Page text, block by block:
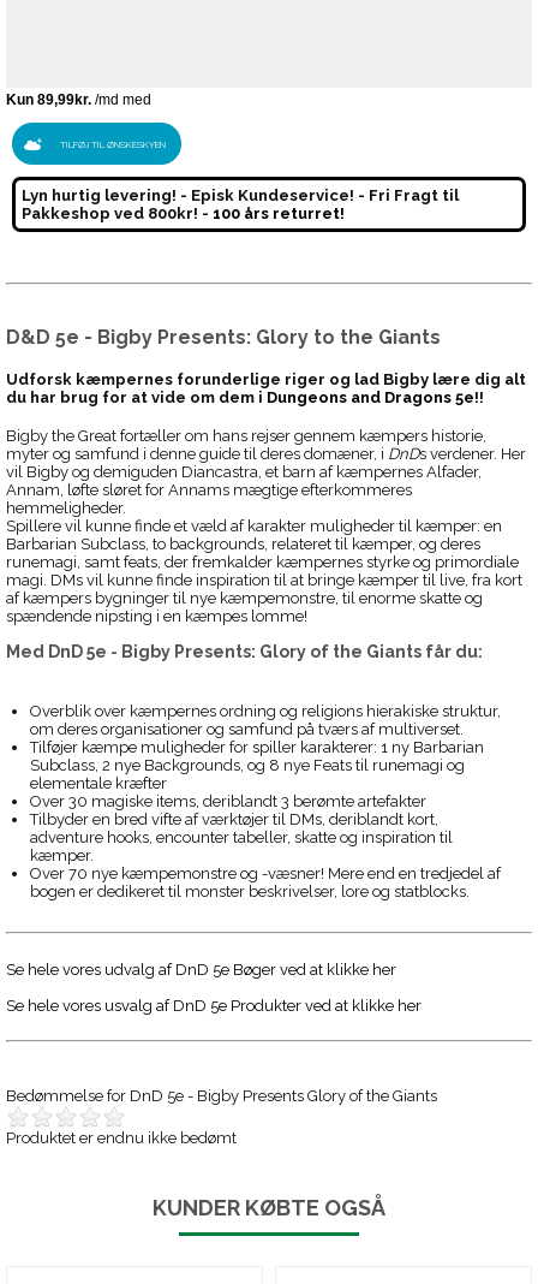
TILFØJ TIL ØNSKESKYEN
Lyn hurtig levering! - Episk Kundeservice! - Fri Fragt til
Pakkeshop ved 800kr! - 100 års returret!
D&D 5e - Bigby Presents: Glory to the Giants
Udforsk kæmpernes forunderlige riger og lad Bigby lære dig alt
du har brug for at vide om dem i Dungeons and Dragons 5e!!
Bigby the Great fortæller om hans rejser gennem kæmpers historie,
myter og samfund i denne guide til deres domæner, i DnDs verdener. Her
vil Bigby og demiguden Diancastra, et barn af kæmpernes Alfader,
Annam, løfte sløret for Annams mægtige efterkommeres
hemmeligheder.
Spillere vil kunne finde et væld af karakter muligheder til kæmper: en
Barbarian Subclass, to backgrounds, relateret til kæmper, og deres
runemagi, samt feats, der fremkalder kæmpernes styrke og primordiale
magi. DMs vil kunne finde inspiration til at bringe kæmper til live, fra kort
af kæmpers bygninger til nye kæmpemonstre, til enorme skatte og
spændende nipsting i en kæmpes lomme!
Med DnD 5e - Bigby Presents: Glory of the Giants får du:
Overblik over kæmpernes ordning og religions hierakiske struktur,
om deres organisationer og samfund på tværs af multiverset.
Tilføjer kæmpe muligheder for spiller karakterer: 1 ny Barbarian
Subclass, 2 nye Backgrounds, og 8 nye Feats til runemagi og
elementale kræfter
Over 30 magiske items, deriblandt 3 berømte artefakter
Tilbyder en bred vifte af værktøjer til DMs, deriblandt kort,
adventure hooks, encounter tabeller, skatte og inspiration til
kæmper.
Over 70 nye kæmpemonstre og -væsner! Mere end en tredjedel af
bogen er dedikeret til monster beskrivelser, lore og statblocks.
Se hele vores udvalg af DnD 5e Bøger ved at klikke her
Se hele vores usvalg af DnD 5e Produkter ved at klikke her
Bedømmelse for DnD 5e - Bigby Presents Glory of the Giants
Produktet er endnu ikke bedømt
KUNDER KØBTE OGSÅ